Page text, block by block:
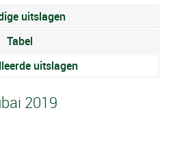
uitslagen
Tabel
uitslagen
2019